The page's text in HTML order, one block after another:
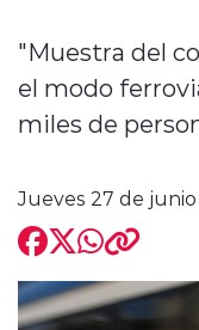
Regiones
Entrevistas
modo
"Muestra del
el modo
miles de
Jueves 27 de